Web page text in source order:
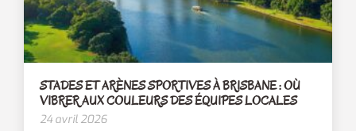
STADES ET ARÈNES SPORTIVES À BRISBANE : OÙ
VIBRER AUX COULEURS DES ÉQUIPES LOCALES
24 avril 2026